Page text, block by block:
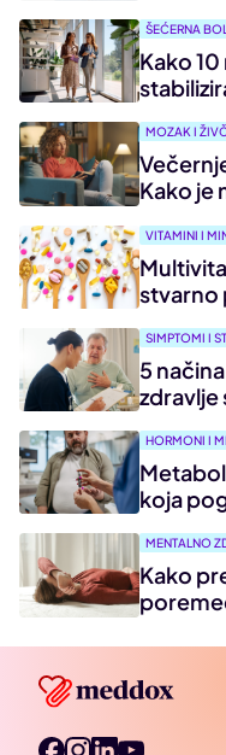
ŠEĆERNA
Kako
MOZAK I
Kako je
VITAMINI I
stvarno
SIMPTOMI I
5
zdravlje
HORMONI I
koja
MENTALNO
Kako